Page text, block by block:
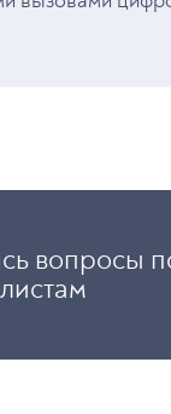
вопросы